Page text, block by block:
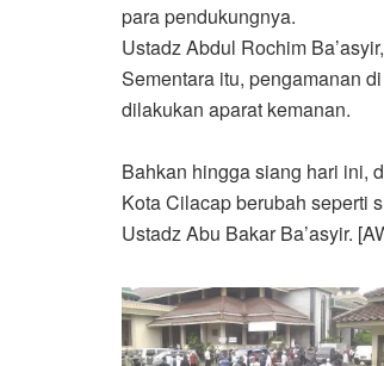
para pendukungnya.
Ustadz Abdul Rochim
Sementara itu, pengamanan
dilakukan aparat kemanan.
Bahkan hingga siang hari ini,
Kota Cilacap berubah seperti
Ustadz Abu Bakar Ba’asyir.